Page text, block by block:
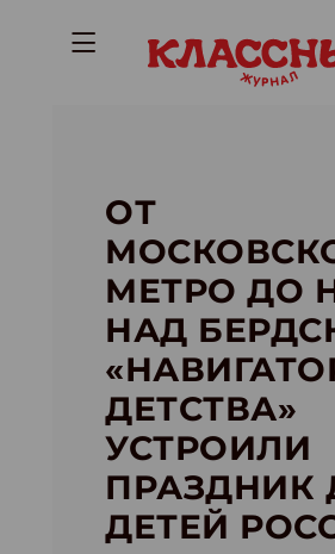
ОТ
МЕТРО ДО
НАД
ДЕТСТВА»
УСТРОИЛИ
ПРАЗДНИК
ДЕТЕЙ